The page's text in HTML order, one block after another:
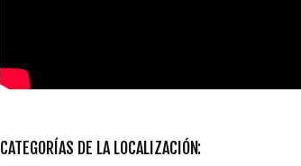
CATEGORÍAS DE LA LOCALIZACIÓN: